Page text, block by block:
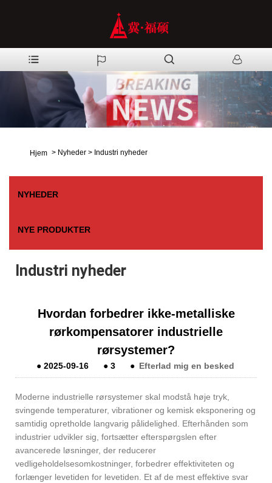
Hjem > Nyheder > Industri nyheder
NYHEDER
NYE PRODUKTER
Industri nyheder
Hvordan forbedrer ikke-metalliske
rørkompensatorer industrielle
rørsystemer?
● 2025-09-16 ● 3 ● Efterlad mig en besked
Moderne industrielle rørsystemer skal modstå høje tryk,
svingende temperaturer, vibrationer og kemisk eksponering og
samtidig opretholde langvarig pålidelighed. Efterhånden som
industrier udvikler sig, fortsætter efterspørgslen efter
avancerede løsninger, der reducerer
vedligeholdelsesomkostninger, forbedrer effektiviteten og
forlænger levetiden for levetiden. Et af de mest effektive svar